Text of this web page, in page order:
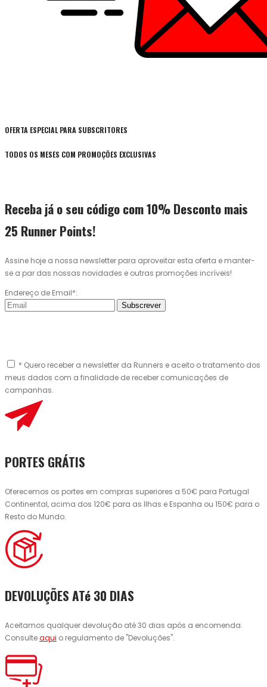
OFERTA ESPECIAL PARA SUBSCRITORES
TODOS OS MESES COM PROMOÇÕES EXCLUSIVAS
Receba já o seu código com 10% Desconto mais
25 Runner Points!
Assine hoje a nossa newsletter para aproveitar esta oferta e manter-
se a par das nossas novidades e outras promoções incríveis!
Endereço de Email*:
Subscrever
* Quero receber a newsletter da Runners e aceito o tratamento dos
meus dados com a finalidade de receber comunicações de
campanhas.
PORTES GRÁTIS
Oferecemos os portes em compras superiores a 50€ para Portugal
Continental, acima dos 120€ para as Ilhas e Espanha ou 150€ para o
Resto do Mundo.
DEVOLUÇÕES ATé 30 DIAS
Aceitamos qualquer devolução até 30 dias após a encomenda.
Consulteaqui o regulamento de "Devoluções".